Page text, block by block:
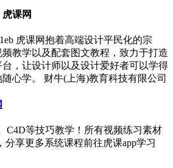
课网
虎课网抱着高端设计平民化的宗
教学以及配套图文教程，致力于打造
，让设计师以及设计爱好者可以学得
心学。 财牛(上海)教育科技有限公司
C4D等技巧教学！所有视频练习素材
分享更多系统课程前往虎课app学习